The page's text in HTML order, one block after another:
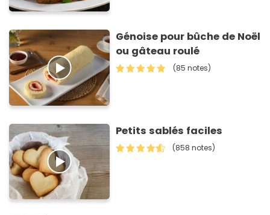
Génoise pour bûche de Noël
ou gâteau roulé
(85 notes)
Petits sablés faciles
(858 notes)